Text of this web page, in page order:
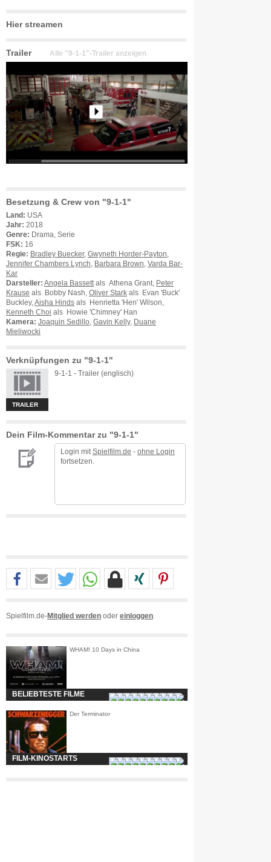
Hier streamen
Trailer Alle "9-1-1"-Trailer anzeigen
Besetzung & Crew von "9-1-1"
Land: USA
Jahr: 2018
Genre: Drama, Serie
FSK: 16
Regie: Bradley Buecker, Gwyneth Horder-Payton
Jennifer Chambers Lynch
Barbara Brown Varda Bar-
Kar
Darsteller: Angela Bassett als Athena Grant,
Peter
Krause als Bobby Nash, Oliver Stark als Evan 'Buck'
Buckley, Aisha Hinds als Henrietta 'Hen' Wilson,
Kenneth Choi als Howie 'Chimney' Han
Kamera: Joaquin Sedillo Gavin Kelly, Duane
Mieliwocki
Verknüpfungen zu "9-1-1"
TRAILER
9-1-1 - Trailer (englisch)
Dein Film-Kommentar zu "9-1-1"
Login mit Spielfilm.de - ohne Login
fortsetzen.
Spielfilm.de-Mitglied werden oder einloggen
WHAM! 10 Days in China
BELIEBTESTE FILME
Der Terminator
FILM-KINOSTARTS